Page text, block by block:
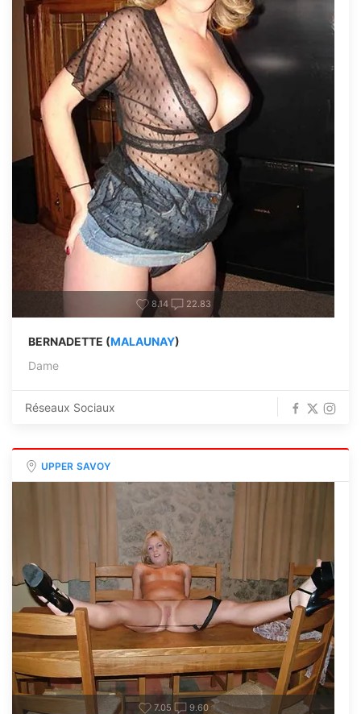
8.14 22.83
BERNADETTE (MALAUNAY)
Dame
Réseaux Sociaux
UPPER SAVOY
7.05 9.60